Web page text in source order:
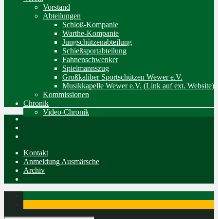
Vorstand
Abteilungen
Schloß-Kompanie
Warthe-Kompanie
Jungschützenabteilung
Schießsportabteilung
Fahnenschwenker
Spielmannszug
Großkaliber Sportschützen Wewer e.V.
Musikkapelle Wewer e.V. (Link auf ext. Website)
Kommissionen
Chronik
Video-Chronik
Kontakt
Anmeldung Ausmärsche
Archiv